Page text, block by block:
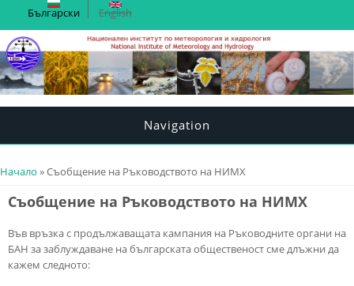
Български English
Navigation
You are here
Начало » Съобщение на Ръководството на НИМХ
Съобщение на Ръководството на НИМХ
Във връзка с продължаващата кампания на Ръководните органи на
БАН за заблуждаване на българската общественост сме длъжни да
кажем следното: